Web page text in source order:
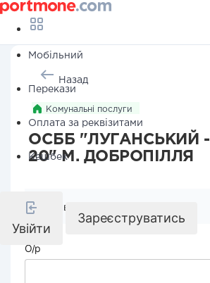
Мобільний
Перекази
Оплата за реквізитами
Кешбек
Увійти
Зареєструватись
Назад
Комунальні послуги
ОСББ "ЛУГАНСЬКИЙ -
20" М. ДОБРОПІЛЛЯ
Реквізити компанії
О/р